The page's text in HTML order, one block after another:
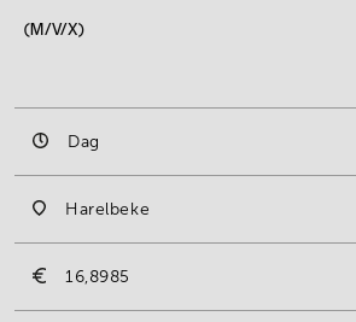
(M/V/X)
Dag
Harelbeke
16,8985